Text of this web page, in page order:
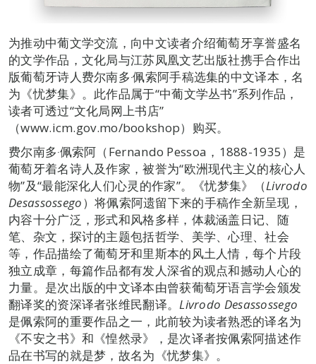
为推动中葡文学交流，向中文读者介绍葡萄牙享誉盛名
的文学作品，文化局与江苏凤凰文艺出版社携手合作出
版葡萄牙诗人费尔南多‧佩索阿手稿选集的中文译本，名
为《忧梦集》。此作品属于“中葡文学丛书”系列作品，
读者可透过“文化局网上书店”
（www.icm.gov.mo/bookshop）购买。
费尔南多‧佩索阿（Fernando Pessoa，1888-1935）是
葡萄牙着名诗人及作家，被誉为“欧洲现代主义的核心人
物”及“最能深化人们心灵的作家”。《忧梦集》（Livrodo
Desassossego）将佩索阿遗留下来的手稿作全新呈现，
内容十分广泛，形式和风格多样，体裁涵盖日记、随
笔、杂文，探讨的主题包括哲学、美学、心理、社会
等，作品描绘了葡萄牙和里斯本的风土人情，每个片段
独立成章，每篇作品都有发人深省的观点和撼动人心的
力量。是次出版的中文译本由曾获葡萄牙语言学会颁发
翻译奖的资深译者张维民翻译。Livrodo Desassossego
是佩索阿的重要作品之一，此前较为读者熟悉的译名为
《不安之书》和《惶然录》，是次译者按佩索阿描述作
品在书写的就是梦，故名为《忧梦集》。